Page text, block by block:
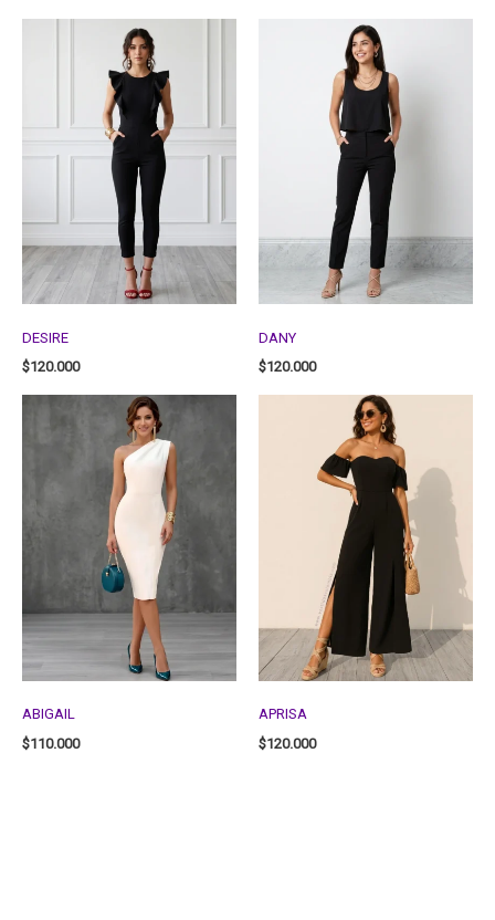
DESIRE
$120.000
DANY
$120.000
ABIGAIL
$110.000
APRISA
$120.000